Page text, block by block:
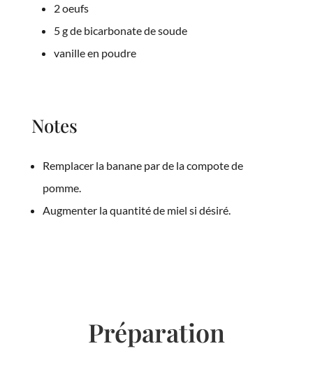
2 oeufs
5 g de bicarbonate de soude
vanille en poudre
Notes
Remplacer la banane par de la compote de
pomme.
Augmenter la quantité de miel si désiré.
Préparation